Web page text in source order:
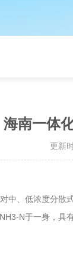
海南一体
更新
、低浓度分散式
N于一身，具